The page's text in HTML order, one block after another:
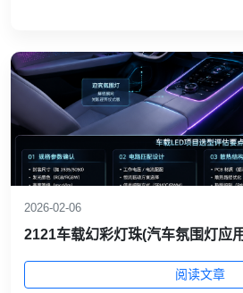
2026-02-06
2121车载幻彩灯珠(汽车氛围灯应
阅读文章